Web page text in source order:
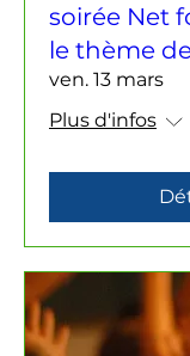
soirée Net
le thème
ven. 13 mars
Plus d'infos